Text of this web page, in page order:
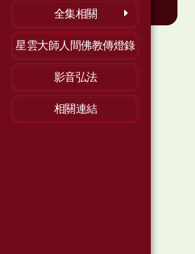
全集相關
星雲大師人間佛教傳燈錄
影音弘法
相關連結